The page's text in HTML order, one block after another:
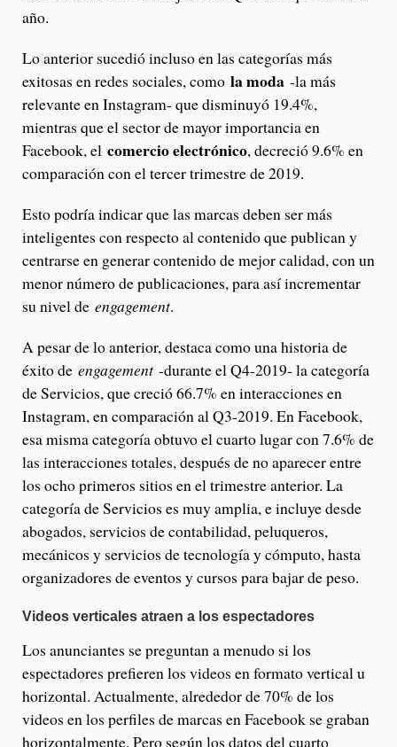
año.
Lo anterior sucedió incluso en las categorías más
exitosas en redes sociales, como la moda -la más
relevante en Instagram- que disminuyó 19.4%,
mientras que el sector de mayor importancia en
Facebook, el comercio electrónico, decreció 9.6% en
comparación con el tercer trimestre de 2019.
Esto podría indicar que las marcas deben ser más
inteligentes con respecto al contenido que publican y
centrarse en generar contenido de mejor calidad, con un
menor número de publicaciones, para así incrementar
su nivel de engagement.
A pesar de lo anterior, destaca como una historia de
éxito de engagement -durante el Q4-2019- la categoría
de Servicios, que creció 66.7% en interacciones en
Instagram, en comparación al Q3-2019. En Facebook,
esa misma categoría obtuvo el cuarto lugar con 7.6% de
las interacciones totales, después de no aparecer entre
los ocho primeros sitios en el trimestre anterior. La
categoría de Servicios es muy amplia, e incluye desde
abogados, servicios de contabilidad, peluqueros,
mecánicos y servicios de tecnología y cómputo, hasta
organizadores de eventos y cursos para bajar de peso.
Videos verticales atraen a los espectadores
Los anunciantes se preguntan a menudo si los
espectadores prefieren los videos en formato vertical u
horizontal. Actualmente, alrededor de 70% de los
videos en los perfiles de marcas en Facebook se graban
horizontalmente. Pero según los datos del cuarto